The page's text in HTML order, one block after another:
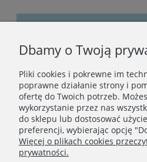
Bądźmy w
Podaj swój adres e-mail,
informacje o
Dbamy o Twoją
Pliki cookies i pokrewne im
poprawne działanie strony i
ofertę do Twoich potrzeb.
wykorzystanie przez nas
do sklepu lub dostosować
preferencji, wybierając opcję
Więcej o plikach cookies
prywatności.